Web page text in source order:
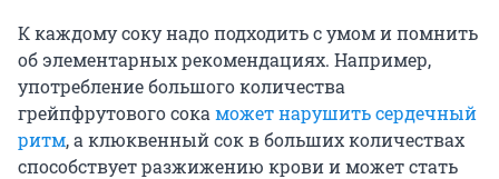
К каждому соку надо подходить с умом и помнить
об элементарных рекомендациях. Например,
употребление большого количества
грейпфрутового сока может нарушить сердечный
ритм, а клюквенный сок в больших количествах
способствует разжижению крови и может стать